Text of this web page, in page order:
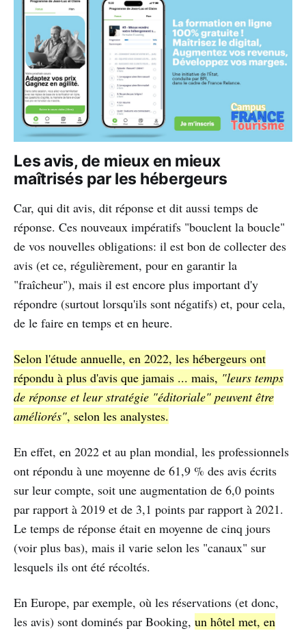
Les avis, de mieux en mieux
maîtrisés par les hébergeurs
Car, qui dit avis, dit réponse et dit aussi temps de
réponse. Ces nouveaux impératifs "bouclent la boucle"
de vos nouvelles obligations: il est bon de collecter des
avis (et ce, régulièrement, pour en garantir la
"fraîcheur"), mais il est encore plus important d'y
répondre (surtout lorsqu'ils sont négatifs) et, pour cela,
de le faire en temps et en heure.
Selon l'étude annuelle, en 2022, les hébergeurs ont
répondu à plus d'avis que jamais ... mais, "leurs temps
de réponse et leur stratégie "éditoriale" peuvent être
améliorés", selon les analystes.
En effet, en 2022 et au plan mondial, les professionnels
ont répondu à une moyenne de 61,9 % des avis écrits
sur leur compte, soit une augmentation de 6,0 points
par rapport à 2019 et de 3,1 points par rapport à 2021.
Le temps de réponse était en moyenne de cinq jours
(voir plus bas), mais il varie selon les "canaux" sur
lesquels ils ont été récoltés.
En Europe, par exemple, où les réservations (et donc,
les avis) sont dominés par Booking, un hôtel met, en